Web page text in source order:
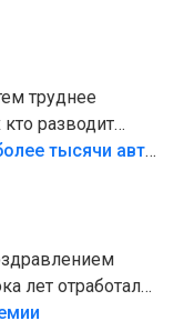
труднее
разводит
полно
В тольяттинский лес не пустили более тысячи автомобилей
лет отработали